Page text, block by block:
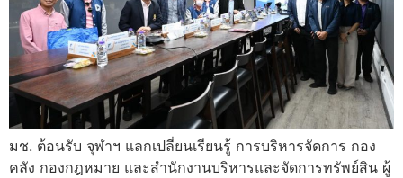
มช. ต้อนรับ จุฬาฯ แลกเปลี่ยนเรียนรู้ การบริหารจัดการ กอง
คลัง กองกฎหมาย และสำนักงานบริหารและจัดการทรัพย์สิน ผู้